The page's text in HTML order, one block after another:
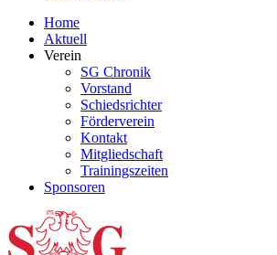
Home
Aktuell
Verein
SG Chronik
Vorstand
Schiedsrichter
Förderverein
Kontakt
Mitgliedschaft
Trainingszeiten
Sponsoren